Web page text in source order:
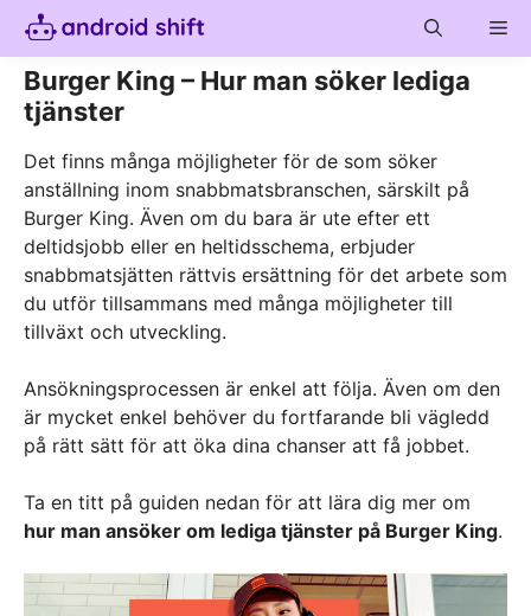
Skip
content
Burger King – Hur man söker lediga
tjänster
Det finns många möjligheter för de som söker
anställning inom snabbmatsbranschen, särskilt på
Burger King. Även om du bara är ute efter ett
deltidsjobb eller en heltidsschema, erbjuder
snabbmatsjätten rättvis ersättning för det arbete som
du utför tillsammans med många möjligheter till
tillväxt och utveckling.
Ansökningsprocessen är enkel att följa. Även om den
är mycket enkel behöver du fortfarande bli vägledd
på rätt sätt för att öka dina chanser att få jobbet.
Ta en titt på guiden nedan för att lära dig mer om
hur man ansöker om lediga tjänster på Burger King.